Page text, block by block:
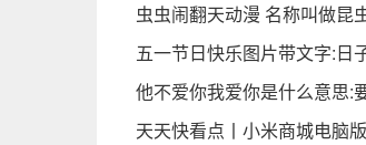
虫虫闹翻天动漫 名称叫做昆
五一节日快乐图片带文字:日
他不爱你我爱你是什么意思:
天天快看点丨小米商城电脑